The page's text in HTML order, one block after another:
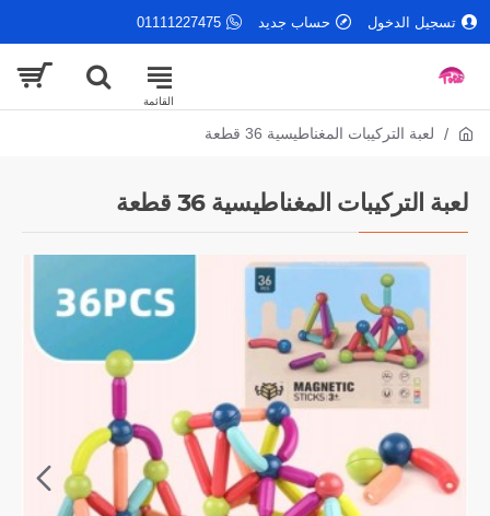
تسجيل الدخول حساب جديد 01111227475
لعبة التركيبات المغناطيسية 36 قطعة
لعبة التركيبات المغناطيسية 36 قطعة